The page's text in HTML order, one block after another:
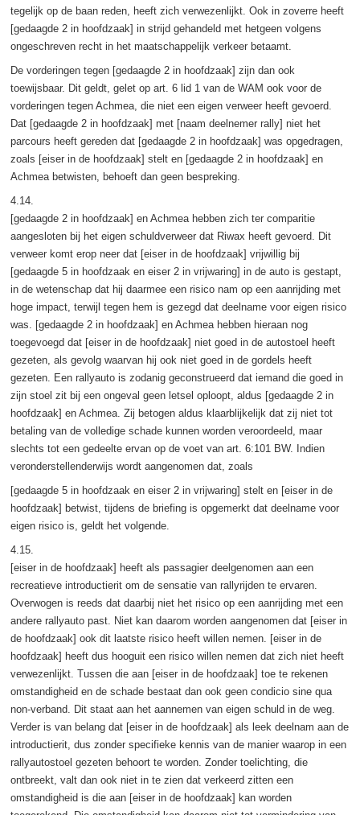
tegelijk op de baan reden, heeft zich verwezenlijkt. Ook in zoverre heeft
[gedaagde 2 in hoofdzaak] in strijd gehandeld met hetgeen volgens
ongeschreven recht in het maatschappelijk verkeer betaamt.
De vorderingen tegen [gedaagde 2 in hoofdzaak] zijn dan ook
toewijsbaar. Dit geldt, gelet op art. 6 lid 1 van de WAM ook voor de
vorderingen tegen Achmea, die niet een eigen verweer heeft gevoerd.
Dat [gedaagde 2 in hoofdzaak] met [naam deelnemer rally] niet het
parcours heeft gereden dat [gedaagde 2 in hoofdzaak] was opgedragen,
zoals [eiser in de hoofdzaak] stelt en [gedaagde 2 in hoofdzaak] en
Achmea betwisten, behoeft dan geen bespreking.
4.14.
[gedaagde 2 in hoofdzaak] en Achmea hebben zich ter comparitie
aangesloten bij het eigen schuldverweer dat Riwax heeft gevoerd. Dit
verweer komt erop neer dat [eiser in de hoofdzaak] vrijwillig bij
[gedaagde 5 in hoofdzaak en eiser 2 in vrijwaring] in de auto is gestapt,
in de wetenschap dat hij daarmee een risico nam op een aanrijding met
hoge impact, terwijl tegen hem is gezegd dat deelname voor eigen risico
was. [gedaagde 2 in hoofdzaak] en Achmea hebben hieraan nog
toegevoegd dat [eiser in de hoofdzaak] niet goed in de autostoel heeft
gezeten, als gevolg waarvan hij ook niet goed in de gordels heeft
gezeten. Een rallyauto is zodanig geconstrueerd dat iemand die goed in
zijn stoel zit bij een ongeval geen letsel oploopt, aldus [gedaagde 2 in
hoofdzaak] en Achmea. Zij betogen aldus klaarblijkelijk dat zij niet tot
betaling van de volledige schade kunnen worden veroordeeld, maar
slechts tot een gedeelte ervan op de voet van art. 6:101 BW. Indien
veronderstellenderwijs wordt aangenomen dat, zoals
[gedaagde 5 in hoofdzaak en eiser 2 in vrijwaring] stelt en [eiser in de
hoofdzaak] betwist, tijdens de briefing is opgemerkt dat deelname voor
eigen risico is, geldt het volgende.
4.15.
[eiser in de hoofdzaak] heeft als passagier deelgenomen aan een
recreatieve introductierit om de sensatie van rallyrijden te ervaren.
Overwogen is reeds dat daarbij niet het risico op een aanrijding met een
andere rallyauto past. Niet kan daarom worden aangenomen dat [eiser in
de hoofdzaak] ook dit laatste risico heeft willen nemen. [eiser in de
hoofdzaak] heeft dus hooguit een risico willen nemen dat zich niet heeft
verwezenlijkt. Tussen die aan [eiser in de hoofdzaak] toe te rekenen
omstandigheid en de schade bestaat dan ook geen condicio sine qua
non-verband. Dit staat aan het aannemen van eigen schuld in de weg.
Verder is van belang dat [eiser in de hoofdzaak] als leek deelnam aan de
introductierit, dus zonder specifieke kennis van de manier waarop in een
rallyautostoel gezeten behoort te worden. Zonder toelichting, die
ontbreekt, valt dan ook niet in te zien dat verkeerd zitten een
omstandigheid is die aan [eiser in de hoofdzaak] kan worden